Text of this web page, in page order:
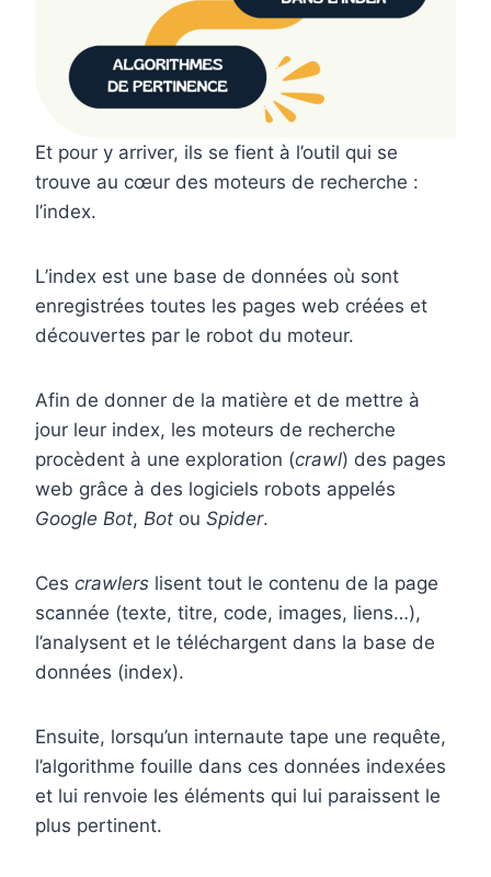
Et pour y arriver, ils se fient à l’outil qui se
trouve au cœur des moteurs de recherche :
l’index.
L’index est une base de données où sont
enregistrées toutes les pages web créées et
découvertes par le robot du moteur.
Afin de donner de la matière et de mettre à
jour leur index, les moteurs de recherche
procèdent à une exploration (crawl) des pages
web grâce à des logiciels robots appelés
Google Bot, Bot ou Spider.
Ces crawlers lisent tout le contenu de la page
scannée (texte, titre, code, images, liens…),
l’analysent et le téléchargent dans la base de
données (index).
Ensuite, lorsqu’un internaute tape une requête,
l’algorithme fouille dans ces données indexées
et lui renvoie les éléments qui lui paraissent le
plus pertinent.